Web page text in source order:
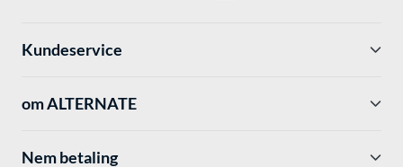
Kundeservice
om ALTERNATE
Nem betaling